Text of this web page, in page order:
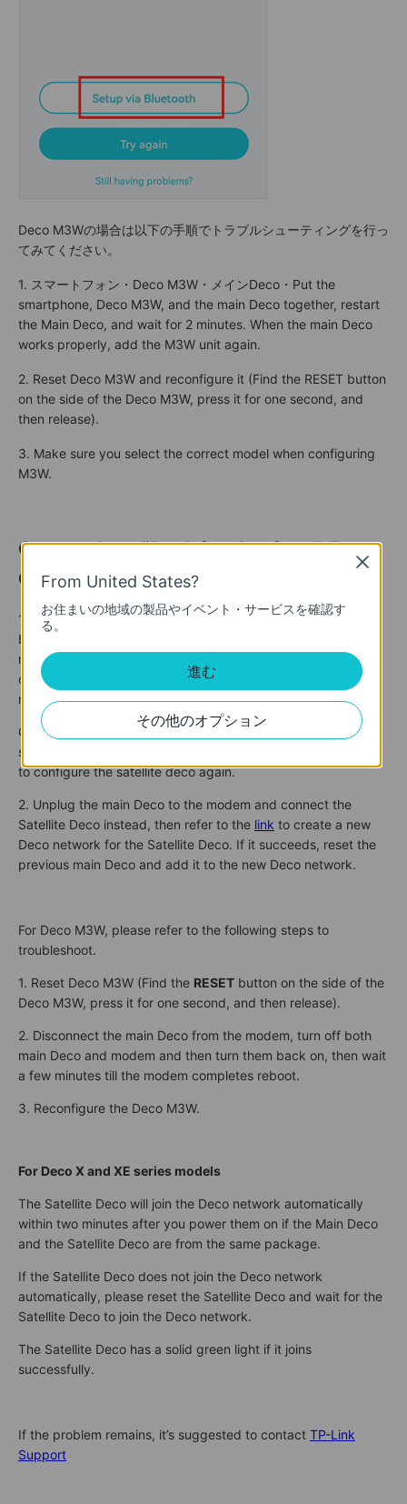
Deco M3Wの場合は以下の手順でトラブルシューティングを行っ
てみてください。
1. スマートフォン・Deco M3W・メインDeco・Put the
smartphone, Deco M3W, and the main Deco together, restart
the Main Deco, and wait for 2 minutes. When the main Deco
works properly, add the M3W unit again.
2. Reset Deco M3W and reconfigure it (Find the RESET button
on the side of the Deco M3W, press it for one second, and
then release).
3. Make sure you select the correct model when configuring
M3W.
Get stuck on “Applying Settings”,Error
Code: Failed to add this device.
1. Reset the Satellite Deco (find the RESET
button at the
bottom of the Deco, press it for one second, and then
release), disconnect the main Deco from the modem, power
off and on both main Deco and modem, and wait a few
minutes till modem completes reboot.
Connect the main deco back to the modem and connect the
satellite deco to the main deco via an ethernet cable, then try
to configure the satellite deco again.
2. Unplug the main Deco to the modem and connect the
Satellite Deco instead, then refer to the link to create a new
Deco network for the Satellite Deco. If it succeeds, reset the
previous main Deco and add it to the new Deco network.
For Deco M3W, please refer to the following steps to
troubleshoot.
1. Reset Deco M3W (Find the RESET button on the side of the
Deco M3W, press it for one second, and then release).
2. Disconnect the main Deco from the modem, turn off both
main Deco and modem and then turn them back on, then wait
a few minutes till the modem completes reboot.
3. Reconfigure the Deco M3W.
For Deco X and XE series models​
The Satellite Deco will join the Deco network automatically
within two minutes after you power them on if the Main Deco
and the Satellite Deco are from the same package.
If the Satellite Deco does not join the Deco network
automatically, please reset the Satellite Deco and wait for the
Satellite Deco to join the Deco network.
The Satellite Deco has a solid green light if it joins
successfully.
If the problem remains, it’s suggested to contact TP-Link
Support
From United States?
お住まいの地域の製品やイベント・サービスを確認す
る。
進む
その他のオプション
Close